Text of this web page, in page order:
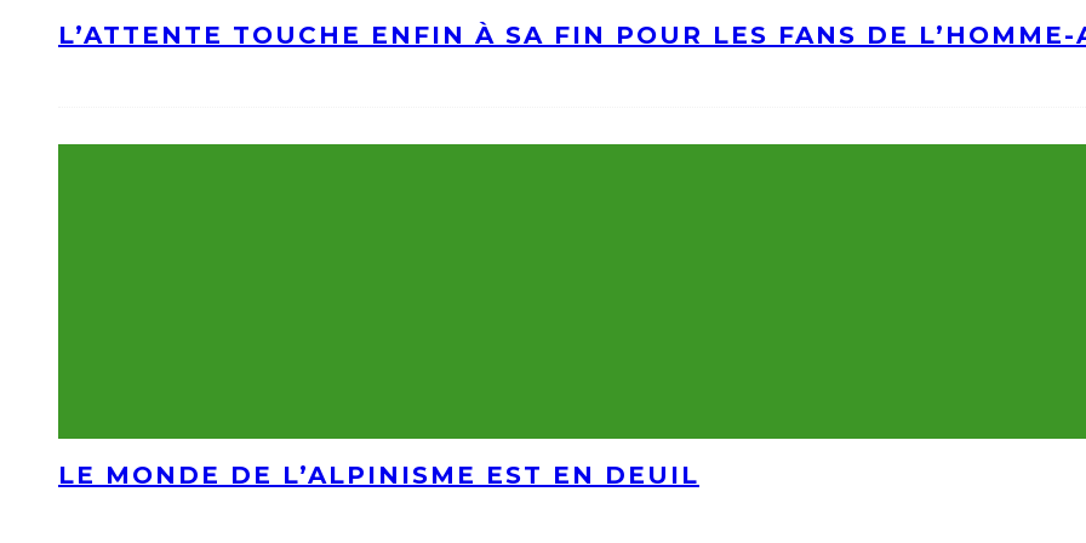
L’ATTENTE TOUCHE ENFIN À SA FIN POUR LES FANS DE L’HOMME-
LE MONDE DE L’ALPINISME EST EN DEUIL